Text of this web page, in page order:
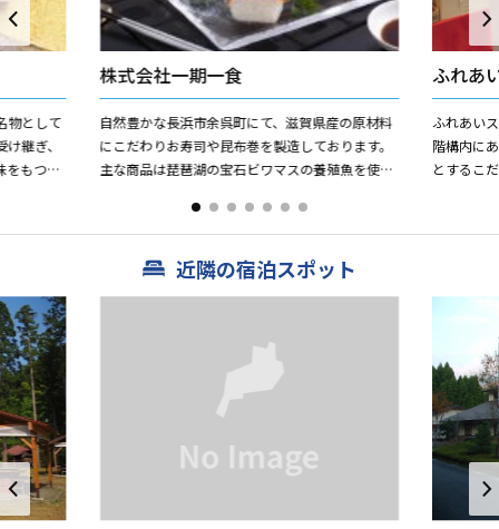
物として
継ぎ、
をもつ白
株式会社一期一食
自然豊かな長浜市余呉町にて、滋賀県産の原材料
にこだわりお寿司や昆布巻を製造しております。
主な商品は琵琶湖の宝石ビワマスの養殖魚を使っ
モーク等を中心に販売し...
ふれあ
ふれあい
階構内にあり、 地元・近隣の方
とするこだ
近隣の宿泊スポット